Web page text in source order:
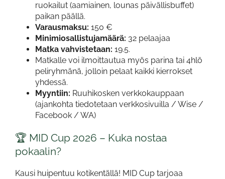
ruokailut (aamiainen, lounas päivällisbuffet)
paikan päällä.
Varausmaksu: 150 €
Minimiosallistujamäärä: 32 pelaajaa
Matka vahvistetaan: 19.5.
Matkalle voi ilmoittautua myös parina tai 4hlö
peliryhmänä, jolloin pelaat kaikki kierrokset
yhdessä.
Myyntiin: Ruuhikosken verkkokauppaan
(ajankohta tiedotetaan verkkosivuilla / Wise /
Facebook / WA)
🏆 MID Cup 2026 – Kuka nostaa
pokaalin?
Kausi huipentuu kotikentällä! MID Cup tarjoaa